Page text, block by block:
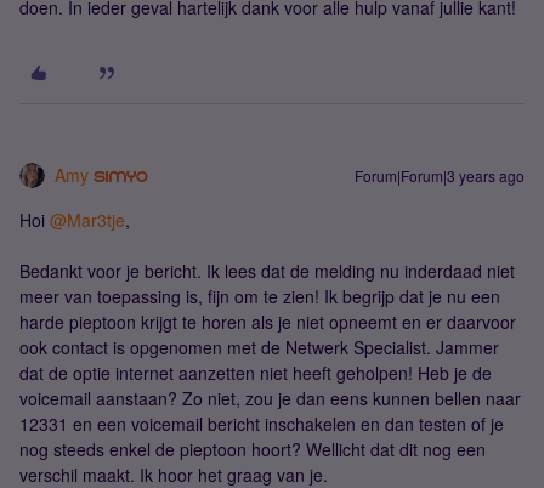
doen. In ieder geval hartelijk dank voor alle hulp vanaf jullie kant!
Amy Forum|Forum|3 years ago
Hoi @Mar3tje,
Bedankt voor je bericht. Ik lees dat de melding nu inderdaad niet
meer van toepassing is, fijn om te zien! Ik begrijp dat je nu een
harde pieptoon krijgt te horen als je niet opneemt en er daarvoor
ook contact is opgenomen met de Netwerk Specialist. Jammer
dat de optie internet aanzetten niet heeft geholpen! Heb je de
voicemail aanstaan? Zo niet, zou je dan eens kunnen bellen naar
12331 en een voicemail bericht inschakelen en dan testen of je
nog steeds enkel de pieptoon hoort? Wellicht dat dit nog een
verschil maakt. Ik hoor het graag van je.